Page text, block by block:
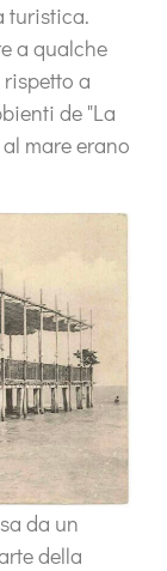
turistica.
a qualche
a
de "La
mare erano
da un
della